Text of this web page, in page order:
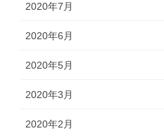
2020年7月
2020年6月
2020年5月
2020年3月
2020年2月